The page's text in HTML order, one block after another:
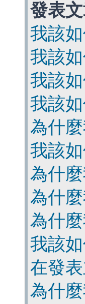
發表
我該
我該
我該
我該
為什
我該
為什
為什
為什
我該
在發
為什